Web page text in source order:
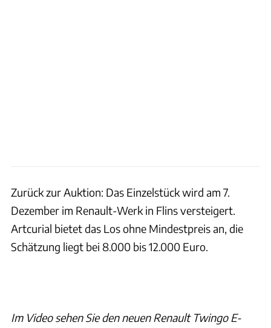
Zurück zur Auktion: Das Einzelstück wird am 7.
Dezember im Renault-Werk in Flins versteigert.
Artcurial bietet das Los ohne Mindestpreis an, die
Schätzung liegt bei 8.000 bis 12.000 Euro.
Im Video sehen Sie den neuen Renault Twingo E-